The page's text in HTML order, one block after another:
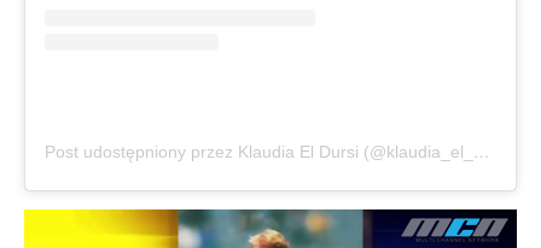
Post udostępniony przez Klaudia El Dursi (@klaudia_el_dursi)